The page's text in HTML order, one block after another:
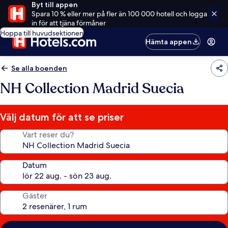
Byt till appen
Spara 10 % eller mer på fler än 100 000 hotell och logga
in för att tjäna förmåner
Hoppa till huvudsektionen
Hämta appen
Se alla boenden
NH Collection Madrid Suecia
Välj datum för att se priser
Vart reser du?
Datum
Gäster